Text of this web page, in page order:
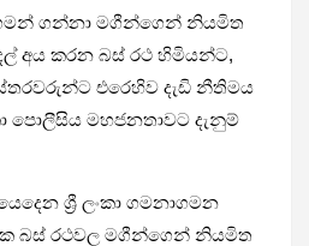
ගමන් ගන්නා මගීන්ගෙන් නියමිත
අය කරන බස් රථ හිමියන්ට,
එරෙහිව දැඩි නීතිමය
පොලීසිය මහජනතාවට දැනුම්
ශ්‍රී ලංකා ගමනාගමන
බස් රථවල මගීන්ගෙන් නියමිත